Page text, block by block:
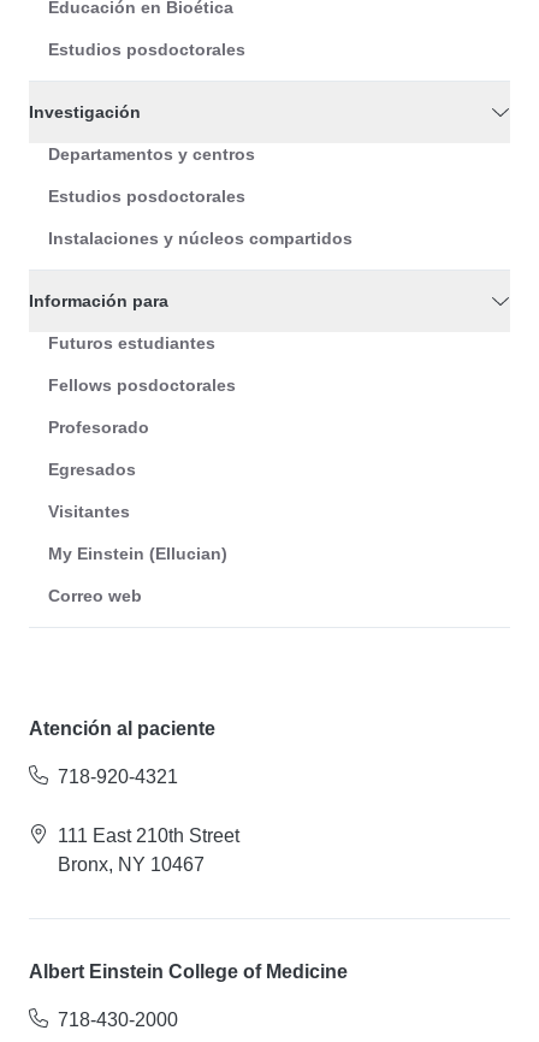
Educación en Bioética
Estudios posdoctorales
Investigación
Departamentos y centros
Estudios posdoctorales
Instalaciones y núcleos compartidos
Información para
Futuros estudiantes
Fellows posdoctorales
Profesorado
Egresados
Visitantes
My Einstein (Ellucian)
Correo web
Atención al paciente
718-920-4321
111 East 210th Street
Bronx, NY 10467
Albert Einstein College of Medicine
718-430-2000